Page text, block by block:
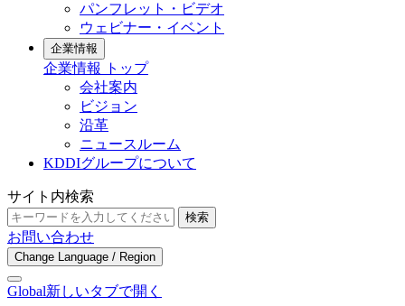
パンフレット・ビデオ
ウェビナー・イベント
企業情報
企業情報 トップ
会社案内
ビジョン
沿革
ニュースルーム
KDDIグループについて
サイト内検索
検索
お問い合わせ
Change Language / Region
Global新しいタブで開く